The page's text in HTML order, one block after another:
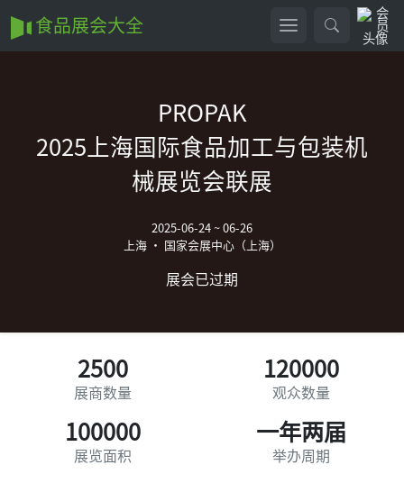
食品展会大全
PROPAK
2025上海国际食品加工与包装机
械展览会联展
2025-06-24 ~ 06-26
上海 • 国家会展中心（上海）
展会已过期
2500
展商数量
120000
观众数量
100000
展览面积
一年两届
举办周期